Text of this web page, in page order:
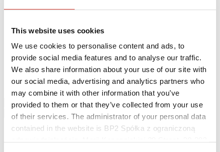
This website uses cookies
We use cookies to personalise content and ads, to
provide social media features and to analyse our traffic.
We also share information about your use of our site with
our social media, advertising and analytics partners who
may combine it with other information that you’ve
provided to them or that they’ve collected from your use
of their services. The administrator of your personal data
contained in the website is BP2 Spółka z ograniczoną
Realizace a inspirace
Soubory ke stažení
Najít zhotovitele
Kde koupit?
Knihovny BIM
Ke stažení
Kontakt